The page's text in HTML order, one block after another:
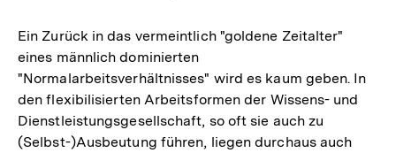
Ein Zurück in das vermeintlich "goldene Zeitalter"
eines männlich dominierten
"Normalarbeitsverhältnisses" wird es kaum geben. In
den flexibilisierten Arbeitsformen der Wissens- und
Dienstleistungsgesellschaft, so oft sie auch zu
(Selbst-)Ausbeutung führen, liegen durchaus auch